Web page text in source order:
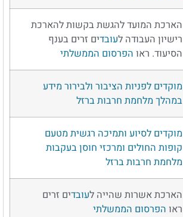
הארכת המועד להגשת בקשות להארכת
רישיון העבודה לעובדים זרים בענף
הסיעוד. ראו הפרסום הממשלתי
מוקדים לפניות הציבור ולבירור מידע
במהלך מלחמת חרבות ברזל
מוקדים לסיוע ותמיכה רגשית מטעם
קופות החולים ומרכזי חוסן בעקבות
מלחמת חרבות ברזל
הארכת אשרות שהייה לעובדים זרים
ראו הפרסום הממשלתי